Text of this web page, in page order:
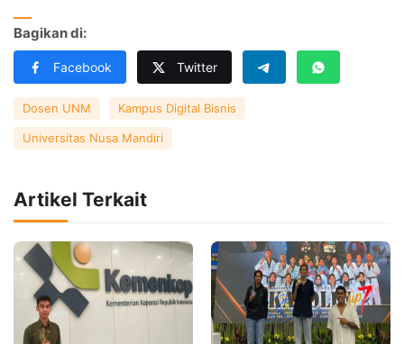
Bagikan di:
Facebook Twitter
Dosen UNM Kampus Digital Bisnis
Universitas Nusa Mandiri
Artikel Terkait